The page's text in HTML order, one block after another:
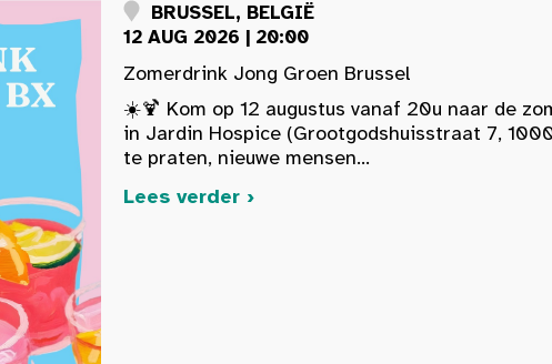
BRUSSEL, BELGIË
12 AUG 2026 | 20:00
Zomerdrink Jong Groen Brussel
☀️🍹 Kom op 12 augustus vanaf 20u naar de
in Jardin Hospice (Grootgodshuisstraat 7,
te praten, nieuwe mensen...
Lees verder ›